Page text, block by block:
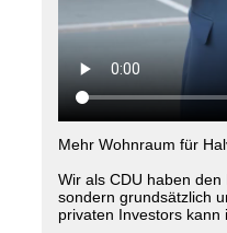
Mehr Wohnraum für
Wir als CDU haben
sondern grundsätzlich
privaten Investors kann